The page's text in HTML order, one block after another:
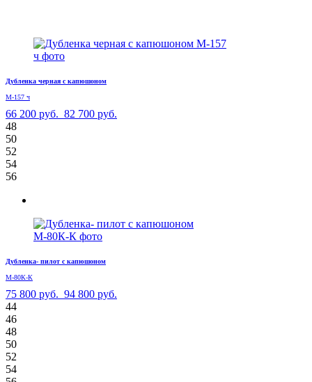
Дубленка черная с капюшоном
М-157 ч
66 200 руб. 82 700 руб.
48
50
52
54
56
Дубленка- пилот с капюшоном
М-80К-К
75 800 руб. 94 800 руб.
44
46
48
50
52
54